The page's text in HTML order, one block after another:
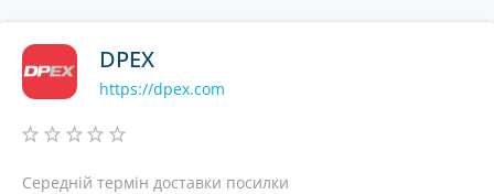
DPEX
https://dpex.com
Середній термін доставки посилки